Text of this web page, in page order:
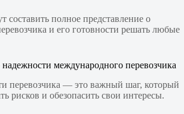
составить полное представление о
и его готовности решать любые
международного перевозчика
перевозчика — это важный шаг, который
рисков и обезопасить свои интересы.